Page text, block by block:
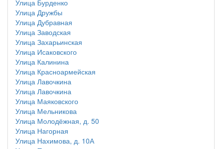
Улица Бурденко
Улица Дружбы
Улица Дубравная
Улица Заводская
Улица Захарьинская
Улица Исаковского
Улица Калинина
Улица Красноармейская
Улица Лавочкина
Улица Лавочкина
Улица Маяковского
Улица Мельникова
Улица Молодёжная, д. 50
Улица Нагорная
Улица Нахимова, д. 10А